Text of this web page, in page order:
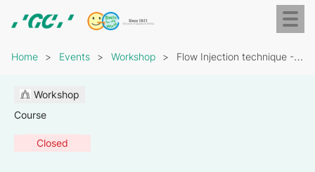
content
Europe
Breadcrumb
Home Events Workshop Flow Injection technique - 14 febbraio 2026
Workshop
Course
Closed